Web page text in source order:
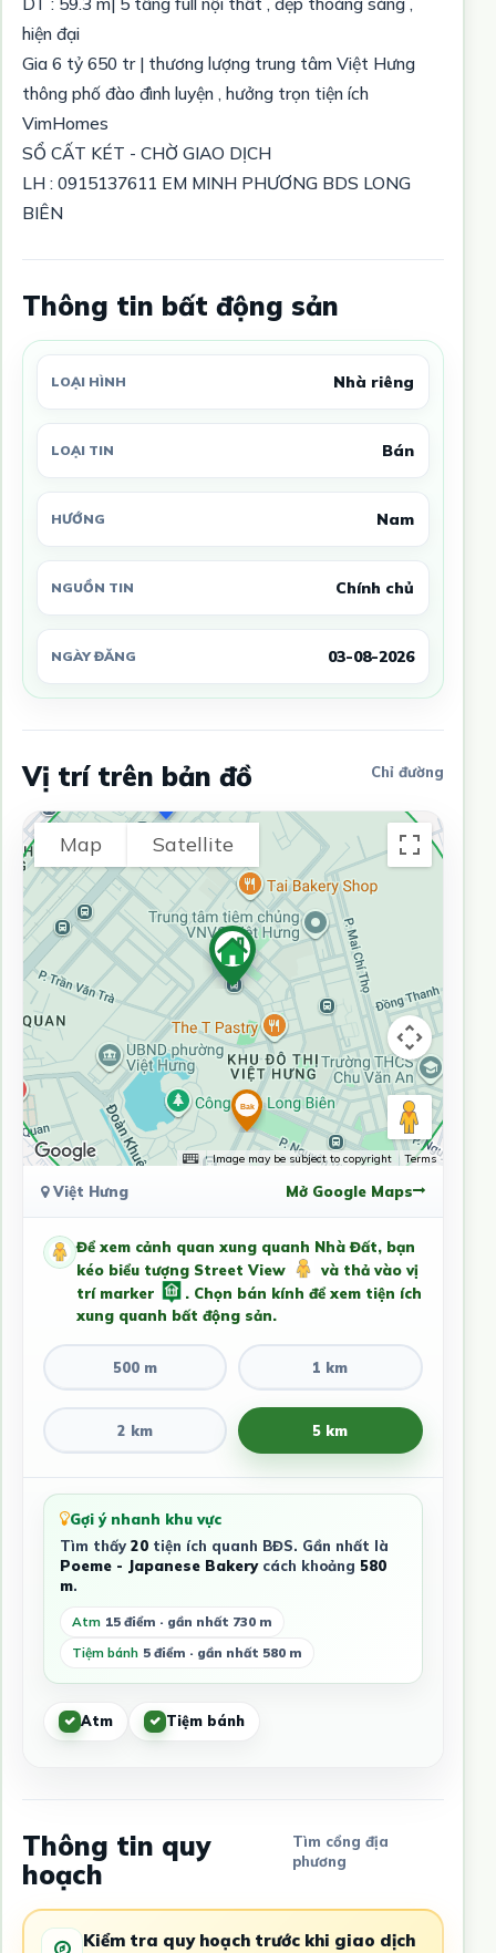
hiện đại
Gia 6 tỷ 650 tr | thương lượng trung tâm Việt Hưng
thông phố đào đình luyện , hưởng trọn tiện ích
VimHomes
SỔ CẤT KÉT - CHỜ GIAO DỊCH
LH : 0915137611 EM MINH PHƯƠNG BDS LONG
BIÊN
Thông tin bất động sản
LOẠI HÌNH Nhà riêng
LOẠI TIN Bán
HƯỚNG Nam
NGUỒN TIN Chính chủ
NGÀY ĐĂNG 03-08-2026
Vị trí trên bản đồ Chỉ đường
Map Satellite
Image may be subject to copyright Terms
Việt Hưng Mở Google Maps
Để xem cảnh quan xung quanh Nhà Đất, bạn
kéo biểu tượng Street View
và thả vào vị
trí marker
. Chọn bán kính để xem tiện ích
xung quanh bất động sản.
500 m 1 km
2 km 5 km
Gợi ý nhanh khu vực
Tìm thấy 20tiện ích quanh BĐS. Gần nhất là
Poeme - Japanese Bakerycách khoảng 580
m.
Atm 15 điểm · gần nhất 730 m
Tiệm bánh 5 điểm · gần nhất 580 m
Atm Tiệm bánh
Thông tin quy
hoạch
Tìm cổng địa
phương
Kiểm tra quy hoạch trước khi giao dịch